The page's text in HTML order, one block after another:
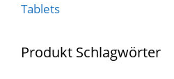
Tablets
Produkt Schlagwörter